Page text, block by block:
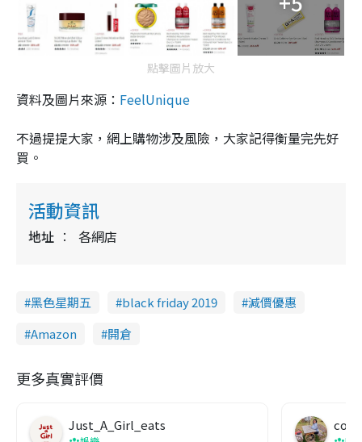
點擊圖片放大
資料及圖片來源： FeelUnique
不過提提大家，網上購物涉及風險，大家記得衡量完先好
買。
活動資訊
地址 各網店
黑色星期五 black friday 2019
減價優惠
Amazon
開倉
更多真實評價
Just_A_Girl_eats co